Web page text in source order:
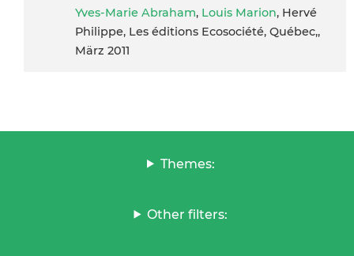
Yves-Marie Abraham, Louis Marion, Hervé
Philippe, Les éditions Ecosociété, Québec,,
März 2011
Themes:
Other filters: